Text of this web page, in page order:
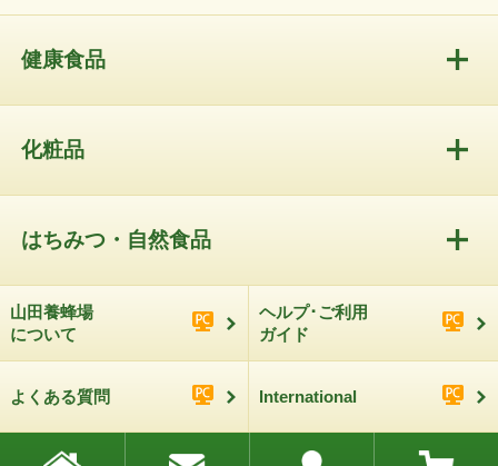
健康食品
化粧品
はちみつ・自然食品
山田養蜂場
について
ヘルプ･ご利用
ガイド
よくある質問 International